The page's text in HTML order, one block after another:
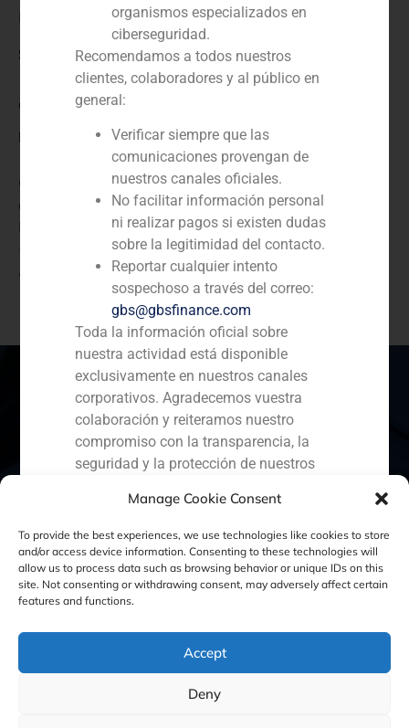
Manage Cookie Consent
To provide the best experiences, we use technologies like cookies to store
and/or access device information. Consenting to these technologies will
allow us to process data such as browsing behavior or unique IDs on this
site. Not consenting or withdrawing consent, may adversely affect certain
features and functions.
Accept
Deny
Hospital Nuestra Señora de la Esperanza
Servicio / Sector
Corporate Finance
Descripción
GBS Finance actuó como asesor financiero en la
adquisición del Hospital Nuestra Señora de la
Esperanza por United Surgical Partners Europe
(USPE), la red hospitalaria española independiente –
Asesor financiero del comprador.
Portugal Colombia
Ecuador Perú Chile China
Política de Cookies Política de Privacidad
Aviso Legal
GBS Finance ©2023
organismos especializados en
ciberseguridad.
Recomendamos a todos nuestros
clientes, colaboradores y al público en
general:
Verificar siempre que las
comunicaciones provengan de
nuestros canales oficiales.
No facilitar información personal
ni realizar pagos si existen dudas
sobre la legitimidad del contacto.
Reportar cualquier intento
sospechoso a través del correo:
gbs@gbsfinance.com
Toda la información oficial sobre
nuestra actividad está disponible
exclusivamente en nuestros canales
corporativos. Agradecemos vuestra
colaboración y reiteramos nuestro
compromiso con la transparencia, la
seguridad y la protección de nuestros
GBS Finance